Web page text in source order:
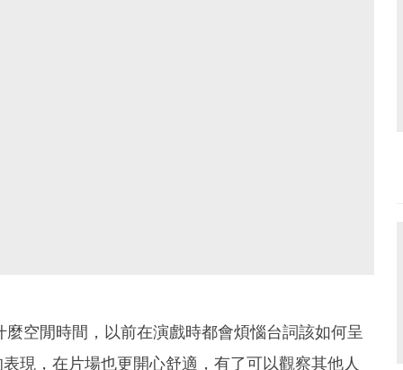
空閒時間，以前在演戲時都會煩惱台詞該如何呈
現，在片場也更開心舒適，有了可以觀察其他人